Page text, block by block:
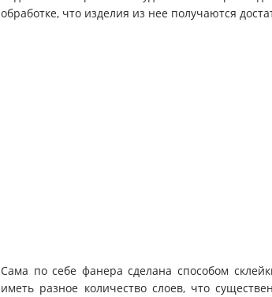
обработке, что изделия из нее получаются
Сама по себе фанера сделана способом
иметь разное количество слоев, что